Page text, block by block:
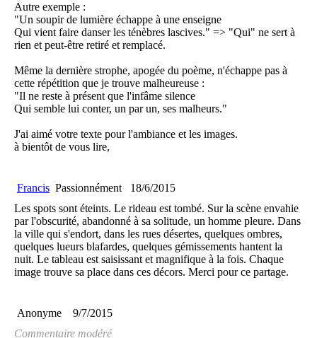
Autre exemple :
"Un soupir de lumière échappe à une enseigne
Qui vient faire danser les ténèbres lascives." => "Qui" ne sert à
rien et peut-être retiré et remplacé.
Même la dernière strophe, apogée du poème, n'échappe pas à
cette répétition que je trouve malheureuse :
"Il ne reste à présent que l'infâme silence
Qui semble lui conter, un par un, ses malheurs."
J'ai aimé votre texte pour l'ambiance et les images.
à bientôt de vous lire,
Francis Passionnément
18/6/2015
Les spots sont éteints. Le rideau est tombé. Sur la scène envahie
par l'obscurité, abandonné à sa solitude, un homme pleure. Dans
la ville qui s'endort, dans les rues désertes, quelques ombres,
quelques lueurs blafardes, quelques gémissements hantent la
nuit. Le tableau est saisissant et magnifique à la fois. Chaque
image trouve sa place dans ces décors. Merci pour ce partage.
Anonyme
9/7/2015
Commentaire modéré